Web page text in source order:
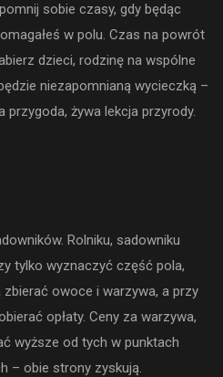
sobie czasy, gdy będąc
w polu. Czas na powrót
dzieci, rodzinę na wspólne
niezapomnianą wycieczką –
żywa lekcja przyrody.
Rolniku, sadowniku
tylko wyznaczyć część pola,
owoce i warzywa, a przy
opłaty. Ceny za warzywa,
wyższe od tych w punktach
– obie strony zyskują.